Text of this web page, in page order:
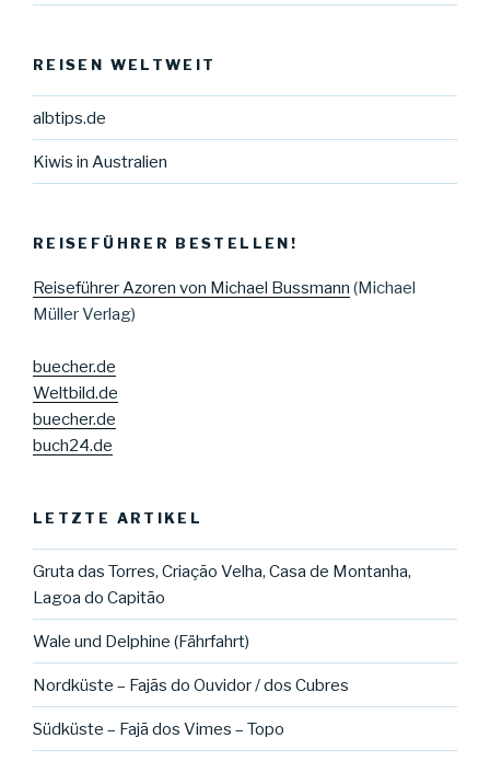
REISEN WELTWEIT
albtips.de
Kiwis in Australien
REISEFÜHRER BESTELLEN!
Reiseführer Azoren von Michael Bussmann (Michael
Müller Verlag)
buecher.de
Weltbild.de
buecher.de
buch24.de
LETZTE ARTIKEL
Gruta das Torres, Criação Velha, Casa de Montanha,
Lagoa do Capitão
Wale und Delphine (Fährfahrt)
Nordküste – Fajãs do Ouvidor / dos Cubres
Südküste – Fajã dos Vimes – Topo